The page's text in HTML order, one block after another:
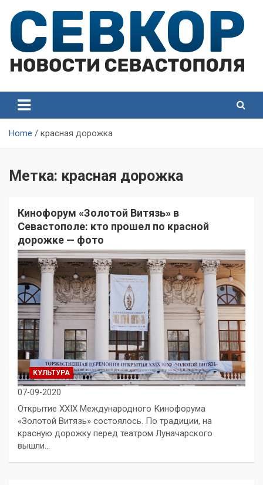
content
Севастополя
Севастополя
Home красная дорожка
Метка: красная дорожка
Кинофорум «Золотой Витязь» в
Севастополе: кто прошел по красной
дорожке — фото
КУЛЬТУРА
07-09-2020
Открытие XXIX Международного Кинофорума
«Золотой Витязь» состоялось. По традиции, на
красную дорожку перед театром Луначарского
вышли…